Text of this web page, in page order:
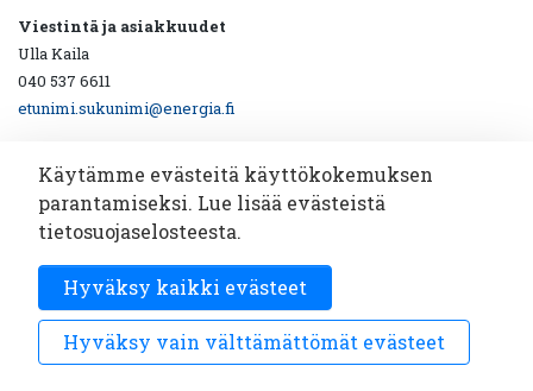
Viestintä ja asiakkuudet
Ulla Kaila
040 537 6611
etunimi.sukunimi@energia.fi
Ota yhteyttä!
Katsotaan yhdessä miten viestintäyhteistyö toimii.
Sähköpostiosoite
Käytämme evästeitä käyttökokemuksen
parantamiseksi. Lue lisää evästeistä
tietosuojaselosteesta.
Hyväksy kaikki evästeet
Hyväksy vain välttämättömät evästeet